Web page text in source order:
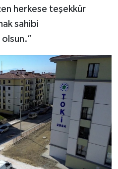
herkese teşekkür
sahibi
olsun.”